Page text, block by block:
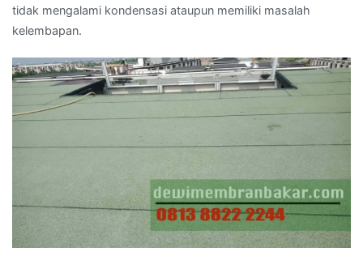
tidak mengalami kondensasi ataupun memiliki masalah
kelembapan.